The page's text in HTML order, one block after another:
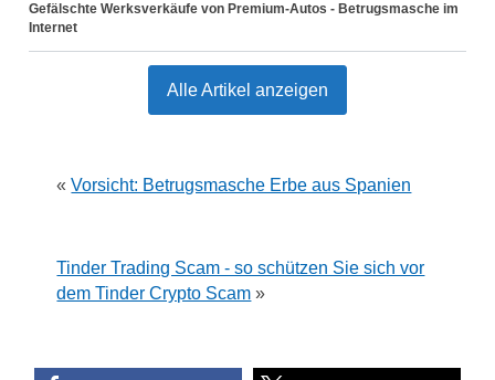
Gefälschte Werksverkäufe von Premium-Autos - Betrugsmasche im
Internet
Alle Artikel anzeigen
«Vorsicht: Betrugsmasche Erbe aus Spanien
Tinder Trading Scam - so schützen Sie sich vor
dem Tinder Crypto Scam »